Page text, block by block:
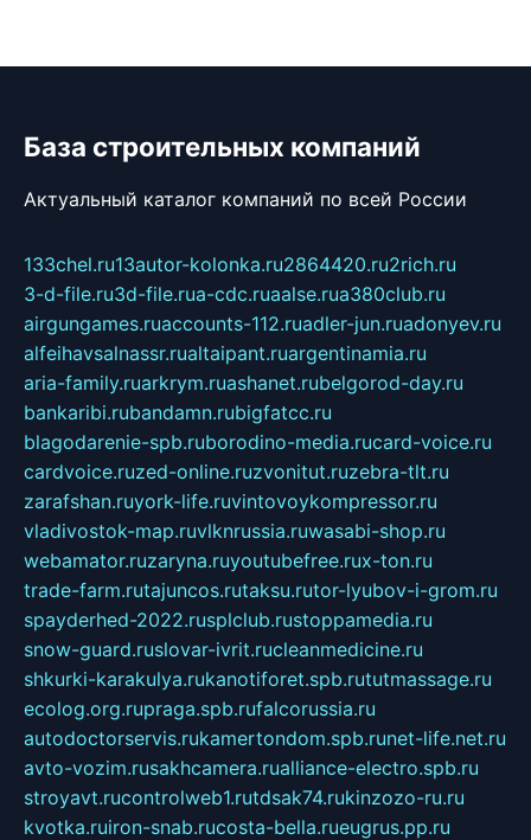
База строительных компаний
Актуальный каталог компаний по всей России
133chel.ru13autor-kolonka.ru2864420.ru2rich.ru
3-d-file.ru3d-file.rua-cdc.ruaalse.rua380club.ru
airgungames.ruaccounts-112.ruadler-jun.ruadonyev.ru
alfeihavsalnassr.rualtaipant.ruargentinamia.ru
aria-family.ruarkrym.ruashanet.rubelgorod-day.ru
bankaribi.rubandamn.rubigfatcc.ru
blagodarenie-spb.ruborodino-media.rucard-voice.ru
cardvoice.ruzed-online.ruzvonitut.ruzebra-tlt.ru
zarafshan.ruyork-life.ruvintovoykompressor.ru
vladivostok-map.ruvlknrussia.ruwasabi-shop.ru
webamator.ruzaryna.ruyoutubefree.rux-ton.ru
trade-farm.rutajuncos.rutaksu.rutor-lyubov-i-grom.ru
spayderhed-2022.rusplclub.rustoppamedia.ru
snow-guard.ruslovar-ivrit.rucleanmedicine.ru
shkurki-karakulya.rukanotiforet.spb.rututmassage.ru
ecolog.org.rupraga.spb.rufalcorussia.ru
autodoctorservis.rukamertondom.spb.runet-life.net.ru
avto-vozim.rusakhcamera.rualliance-electro.spb.ru
stroyavt.rucontrolweb1.rutdsak74.rukinzozo-ru.ru
kvotka.ruiron-snab.rucosta-bella.rueugrus.pp.ru